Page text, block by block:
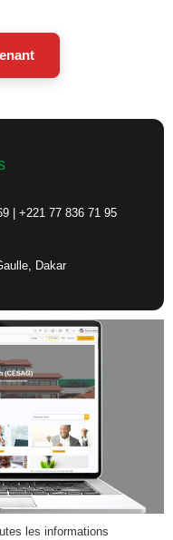
| +221 77 836 71 95
Dakar
les informations